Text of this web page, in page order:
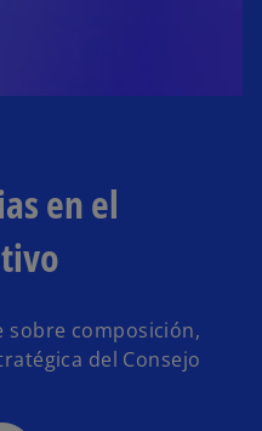
en el
sobre composición,
del Consejo